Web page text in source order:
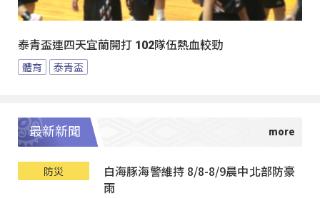
泰青盃連四天宜蘭開打 102隊伍熱血較勁
體育 泰青盃
最新新聞
防災
白海豚海警維持 8/8-8/9晨中北部防豪
雨